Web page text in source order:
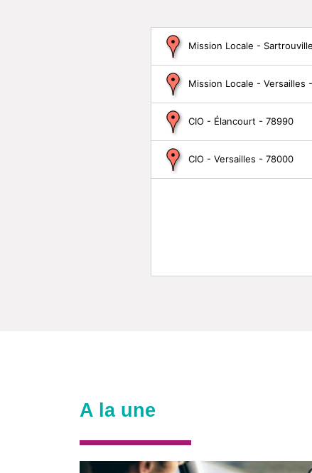
Mission Locale -
Mission Locale - Versailles
CIO - Élancourt - 78990
CIO - Versailles - 78000
A la une